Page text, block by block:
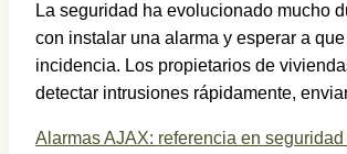
La seguridad ha evolucionado mucho
con instalar una alarma y esperar a
incidencia. Los propietarios de
detectar intrusiones rápidamente,
Alarmas AJAX: referencia en seguridad